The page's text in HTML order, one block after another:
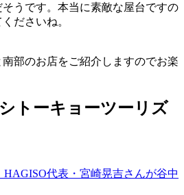
うです。本当に素敵な屋台ですの
ださいね。
部のお店をご紹介しますのでお楽
トーキョーツーリズ
HAGISO代表・宮崎晃吉さんが谷中